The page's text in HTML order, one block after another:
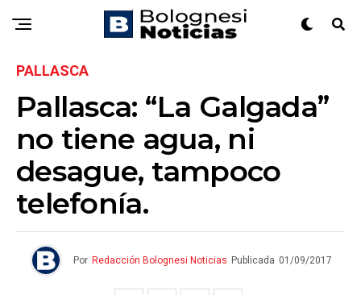
PALLASCA
Pallasca: “La Galgada”
no tiene agua, ni
desague, tampoco
telefonía.
Por Redacción Bolognesi Noticias Publicada 01/09/2017